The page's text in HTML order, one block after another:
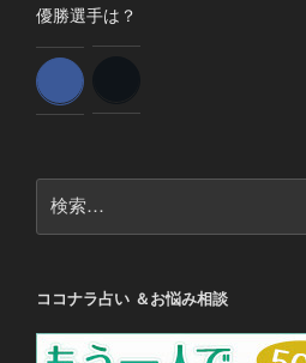
優勝選手は？
索:
ココナラ占い ＆お悩み相談